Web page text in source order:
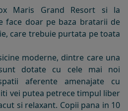
Maris Grand Resort si la
face doar pe baza bratarii de
care trebuie purtata pe toata
moderne, dintre care una
dotate cu cele mai noi
aferente amenajate cu
vei putea petrece timpul liber
si relaxant. Copii pana in 10